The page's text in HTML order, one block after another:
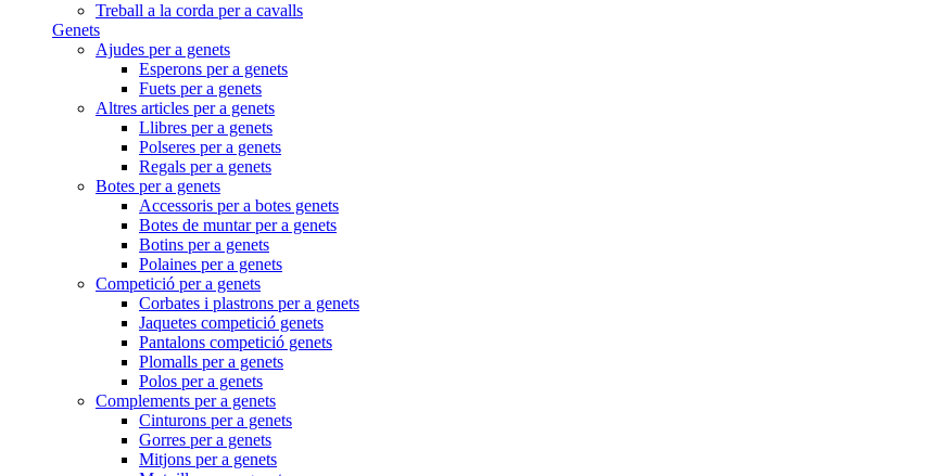
Treball a la corda per a cavalls
Genets
Ajudes per a genets
Esperons per a genets
Fuets per a genets
Altres articles per a genets
Llibres per a genets
Polseres per a genets
Regals per a genets
Botes per a genets
Accessoris per a botes genets
Botes de muntar per a genets
Botins per a genets
Polaines per a genets
Competició per a genets
Corbates i plastrons per a genets
Jaquetes competició genets
Pantalons competició genets
Plomalls per a genets
Polos per a genets
Complements per a genets
Cinturons per a genets
Gorres per a genets
Mitjons per a genets